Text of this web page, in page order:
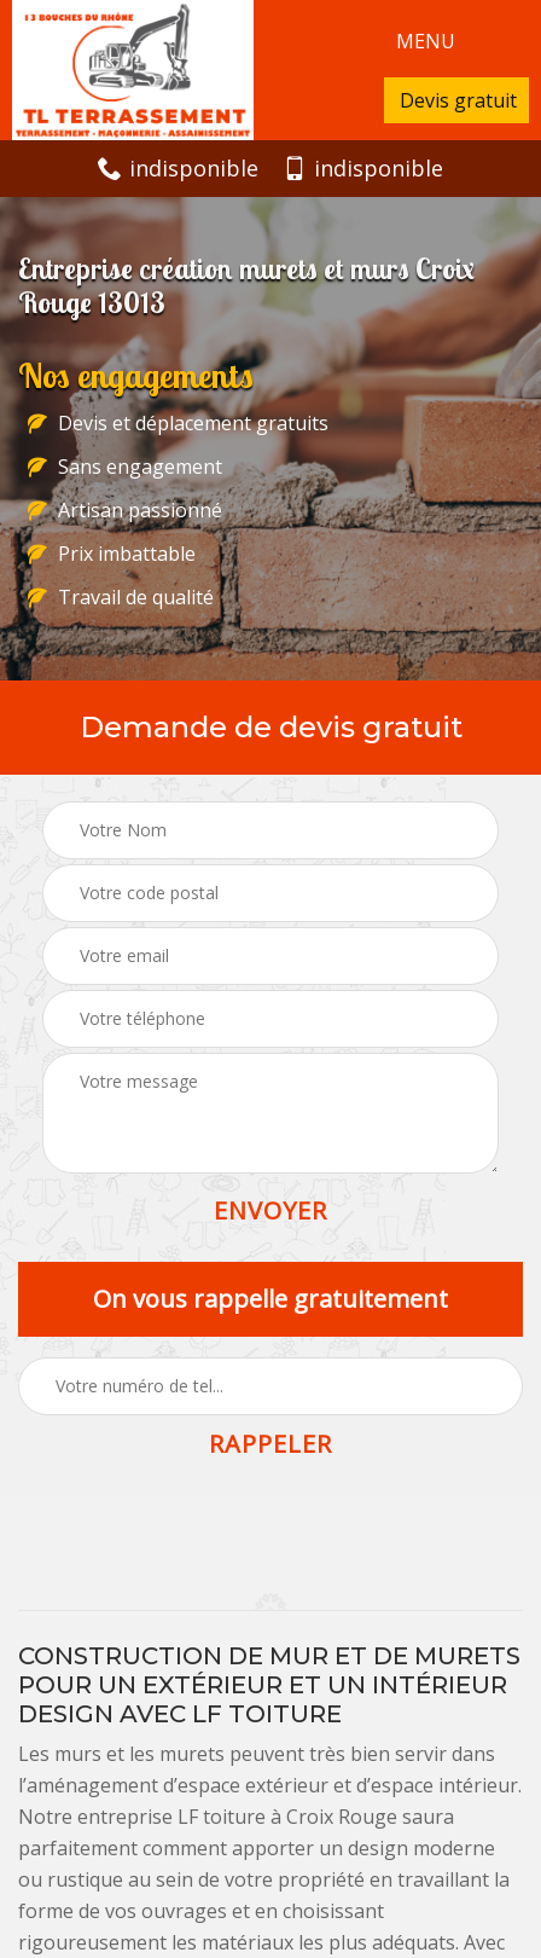
MENU
Devis gratuit
indisponible indisponible
Entreprise création murets et murs Croix
Rouge 13013
Nos engagements
Devis et déplacement gratuits
Sans engagement
Artisan passionné
Prix imbattable
Travail de qualité
Demande de devis gratuit
On vous rappelle gratuitement
CONSTRUCTION DE MUR ET DE MURETS
POUR UN EXTÉRIEUR ET UN INTÉRIEUR
DESIGN AVEC LF TOITURE
Les murs et les murets peuvent très bien servir dans
l’aménagement d’espace extérieur et d’espace intérieur.
Notre entreprise LF toiture à Croix Rouge saura
parfaitement comment apporter un design moderne
ou rustique au sein de votre propriété en travaillant la
forme de vos ouvrages et en choisissant
rigoureusement les matériaux les plus adéquats. Avec